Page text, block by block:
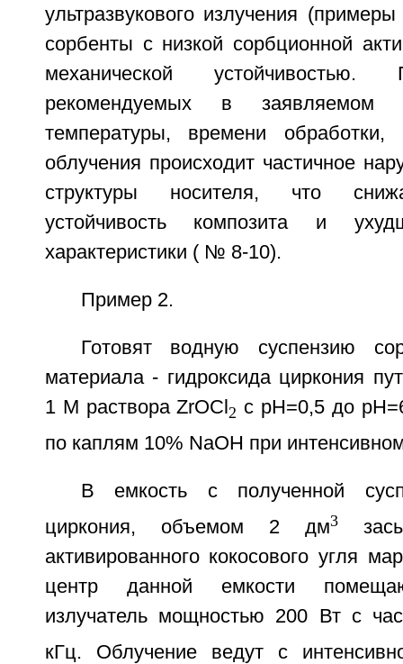
ультразвукового излучения
сорбенты с низкой сорбционной
механической
рекомендуемых в заявляемом
температуры, времени обработки,
облучения происходит частичное
структуры носителя, что
устойчивость композита и
характеристики ( № 8-10).
Пример 2.
Готовят водную суспензию
материала - гидроксида циркония
1 М раствора ZrOCl 2 с pH=0,5 до
по каплям 10% NaOH при
В емкость с полученной
циркония, объемом 2 дм3
активированного кокосового угля
центр данной емкости
излучатель мощностью 200 Вт с
кГц. Облучение ведут с